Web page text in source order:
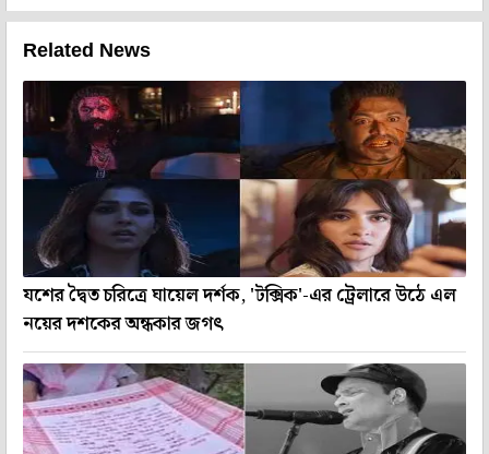
Related News
যশের দ্বৈত চরিত্রে ঘায়েল দর্শক, 'টক্সিক'-এর ট্রেলারে উঠে এল
নয়ের দশকের অন্ধকার জগৎ